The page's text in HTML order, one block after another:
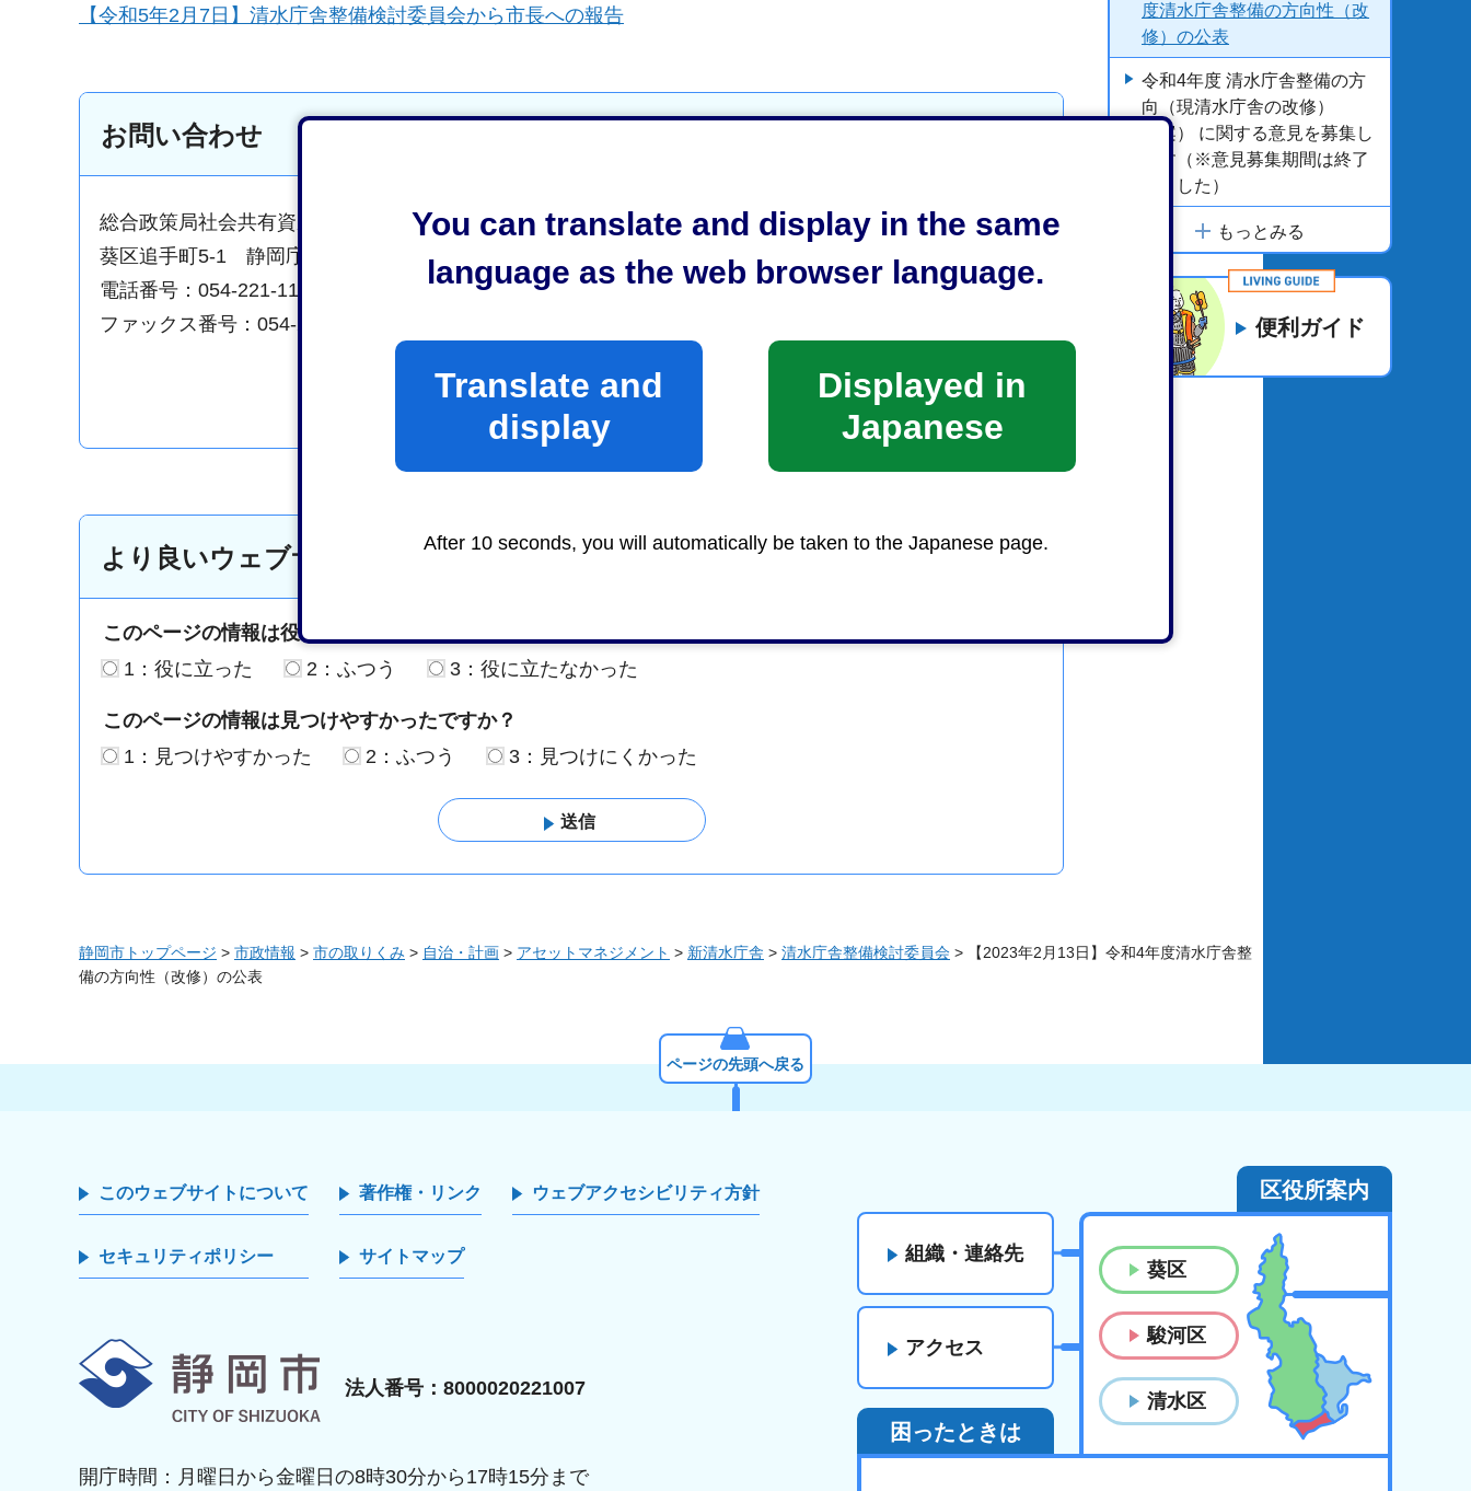
You can translate and display in the same
language as the web browser language.
Translate and
display
Displayed in
Japanese
After 10 seconds, you will automatically be taken to the Japanese page.
【令和5年2月7日】清水庁舎整備検討委員会から市長への報告
お問い合わせ
総合政策局社会共有資産利活用推進課清水駅東口まちづくり共創係
葵区追手町5-1 静岡庁舎新館12階
電話番号：054-221-1167
ファックス番号：054-221-1295
より良いウェブサイトにするためにみなさまのご意見をお聞かせください
このページの情報は役に立ちましたか？
1：役に立った
2：ふつう 3：役に立たなかった
このページの情報は見つけやすかったですか？
1：見つけやすかった
2：ふつう 3：見つけにくかった
度清水庁舎整備の方向性（改
修）の公表
令和4年度 清水庁舎整備の方
向（現清水庁舎の改修）
（案） に関する意見を募集し
ます（※意見募集期間は終了
しました）
もっとみる
便利ガイド
静岡市トップページ > 市政情報 > 市の取りくみ > 自治・計画 > アセットマネジメント > 新清水庁舎 > 清水庁舎整備検討委員会 > 【2023年2月13日】令和4年度清水庁舎整
備の方向性（改修）の公表
ページの先頭へ戻る
このウェブサイトについて 著作権・リンク ウェブアクセシビリティ方針
セキュリティポリシー サイトマップ
法人番号：8000020221007
開庁時間：月曜日から金曜日の8時30分から17時15分まで
組織・連絡先
アクセス
区役所案内
葵区
駿河区
清水区
困ったときは